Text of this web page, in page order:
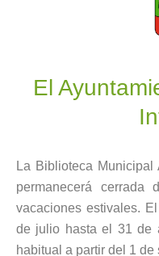
El
La Biblioteca Municipal
permanecerá
vacaciones estivales.
de julio hasta el 31 de
habitual a partir del 1 de